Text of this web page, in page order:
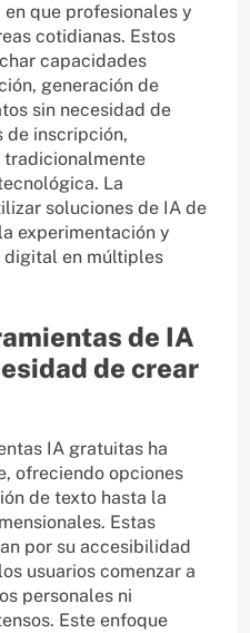
que profesionales y
cotidianas. Estos
capacidades
generación de
sin necesidad de
de inscripción,
tradicionalmente
La
soluciones de IA de
experimentación y
en múltiples
de IA
de crear
IA gratuitas ha
ofreciendo opciones
de texto hasta la
Estas
por su accesibilidad
usuarios comenzar a
personales ni
Este enfoque